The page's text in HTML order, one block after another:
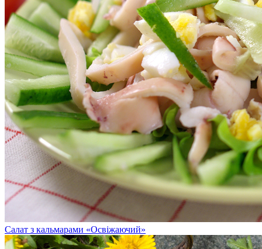
Салат з кальмарами «Освіжаючий»